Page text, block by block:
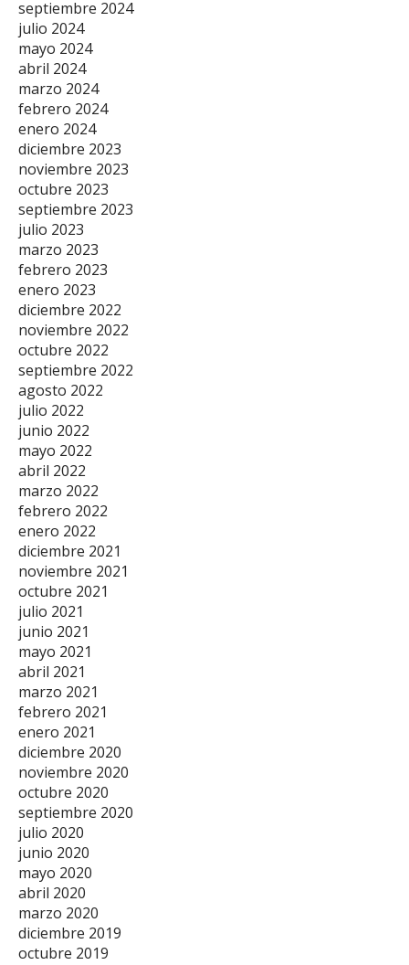
septiembre 2024
julio 2024
mayo 2024
abril 2024
marzo 2024
febrero 2024
enero 2024
diciembre 2023
noviembre 2023
octubre 2023
septiembre 2023
julio 2023
marzo 2023
febrero 2023
enero 2023
diciembre 2022
noviembre 2022
octubre 2022
septiembre 2022
agosto 2022
julio 2022
junio 2022
mayo 2022
abril 2022
marzo 2022
febrero 2022
enero 2022
diciembre 2021
noviembre 2021
octubre 2021
julio 2021
junio 2021
mayo 2021
abril 2021
marzo 2021
febrero 2021
enero 2021
diciembre 2020
noviembre 2020
octubre 2020
septiembre 2020
julio 2020
junio 2020
mayo 2020
abril 2020
marzo 2020
diciembre 2019
octubre 2019